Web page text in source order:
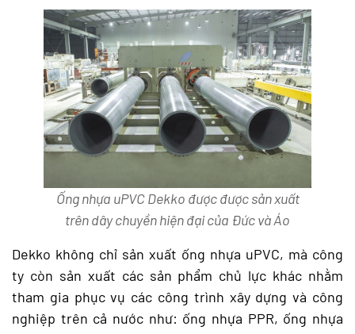
Ống nhựa uPVC Dekko được được sản xuất
trên dây chuyền hiện đại của Đức và Áo
Dekko không chỉ sản xuất ống nhựa uPVC, mà công
ty còn sản xuất các sản phẩm chủ lực khác nhằm
tham gia phục vụ các công trình xây dựng và công
nghiệp trên cả nước như: ống nhựa PPR, ống nhựa